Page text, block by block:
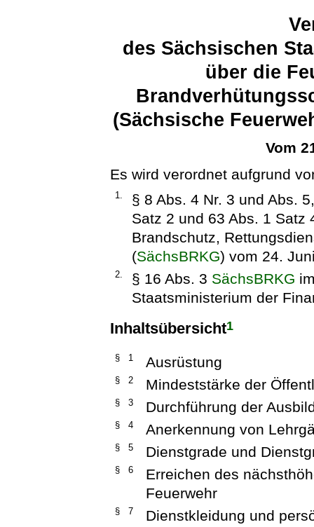
des Sächsischen
über die
(Sächsische
Vom
Es wird verordnet aufgrund
1.
§ 8 Abs. 4 Nr. 3 und Abs.
Satz 2 und 63 Abs. 1 Satz
Brandschutz,
(SächsBRKG) vom 24.
2. § 16 Abs. 3 SächsBRKG
Staatsministerium der
Inhaltsübersicht1
§ 1 Ausrüstung
§ 2 Mindeststärke der
§ 3 Durchführung der
§ 4 Anerkennung von
§ 5 Dienstgrade und
§ 6
Erreichen des
Feuerwehr
§ 7 Dienstkleidung und